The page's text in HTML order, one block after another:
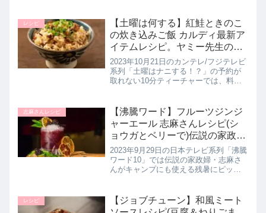
さイチ記事一覧はこちら寝コリ解消エ
クササイズのやり方寝コリと...
レシピ
【土曜は何する】紅鮭ときのこ
の炊き込みご飯 カルディ最新ア
イテムレシピ。ヤミー先生の10
分ティーチャー｜10月21日
2023年10月21日のカンテレ/フジテレビ
系列「土曜はナニする！？」の予約が
取れない10分ティーチャーでは、料理
たカルディレシピ【紅鮭ときのこの炊
き込みご飯】の作り方を教...
志麻さんレシピ
【沸騰ワード】フルーツジンジ
ャーエール 志麻さんレシピ(シ
ョウガとベリーで)伝説の家政婦
のバーベキューレシピ｜9月29
日
2023年9月29日の日本テレビ系列「沸騰
ワード10」では伝説の家政婦・志麻さ
んがキャンプにも使える残暑にピッタ
えてくれたので詳しく紹介します。シ
ョウガとミックスベリーの志...
レシピ
【ジョブチューン】和風ミート